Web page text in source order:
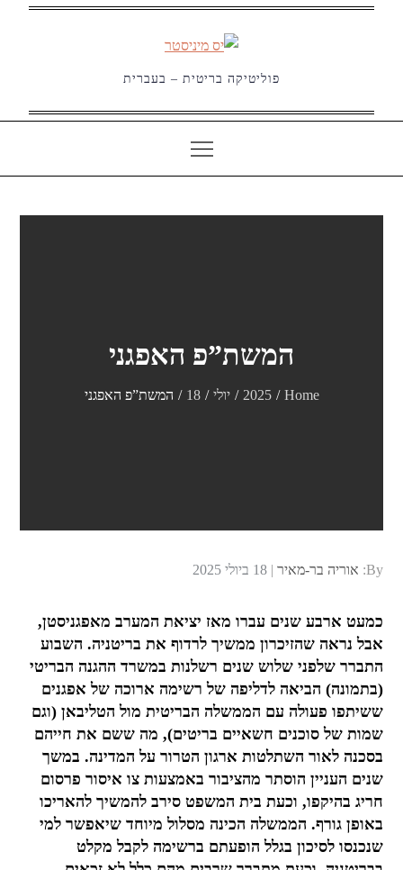
פוליטיקה בריטית – בעברית
המשת”פ האפגני
Home
2025 יולי 18 המשת”פ האפגני
By: אוריה בר-מאיר
Posted
18 ביולי 2025
כמעט ארבע שנים עברו מאז יציאת המערב מאפגניסטן,
אבל נראה שהזיכרון ממשיך לרדוף את בריטניה. השבוע
התברר שלפני שלוש שנים רשלנות במשרד ההגנה הבריטי
(בתמונה) הביאה לדליפה של רשימה ארוכה של אפגנים
ששיתפו פעולה עם הממשלה הבריטית מול הטליבאן (וגם
שמות של סוכנים חשאיים בריטים), מה ששם את חייהם
בסכנה לאור השתלטות ארגון הטרור על המדינה. במשך
שנים העניין הוסתר מהציבור באמצעות צו איסור פרסום
חריג בהיקפו, וכעת בית המשפט סירב להמשיך להאריכו
באופן גורף. הממשלה הכינה מסלול מיוחד שיאפשר למי
שנכנסו לסיכון בגלל הופעתם ברשימה לקבל מקלט